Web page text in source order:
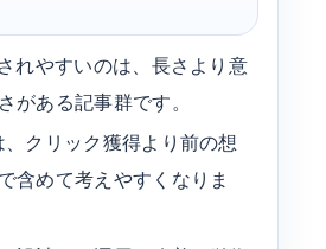
れやすいのは、長さより意
がある記事群です。
クリック獲得より前の想
含めて考えやすくなりま